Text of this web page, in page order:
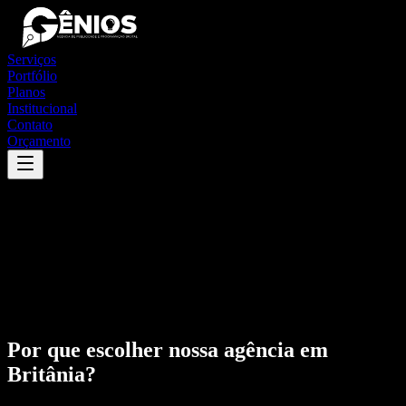
Serviços
Portfólio
Planos
Institucional
Contato
Orçamento
Por que escolher nossa agência em
Britânia?